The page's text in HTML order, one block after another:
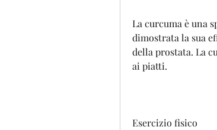
La curcuma è una
dimostrata la sua
della prostata. La
ai piatti.
Esercizio fisico